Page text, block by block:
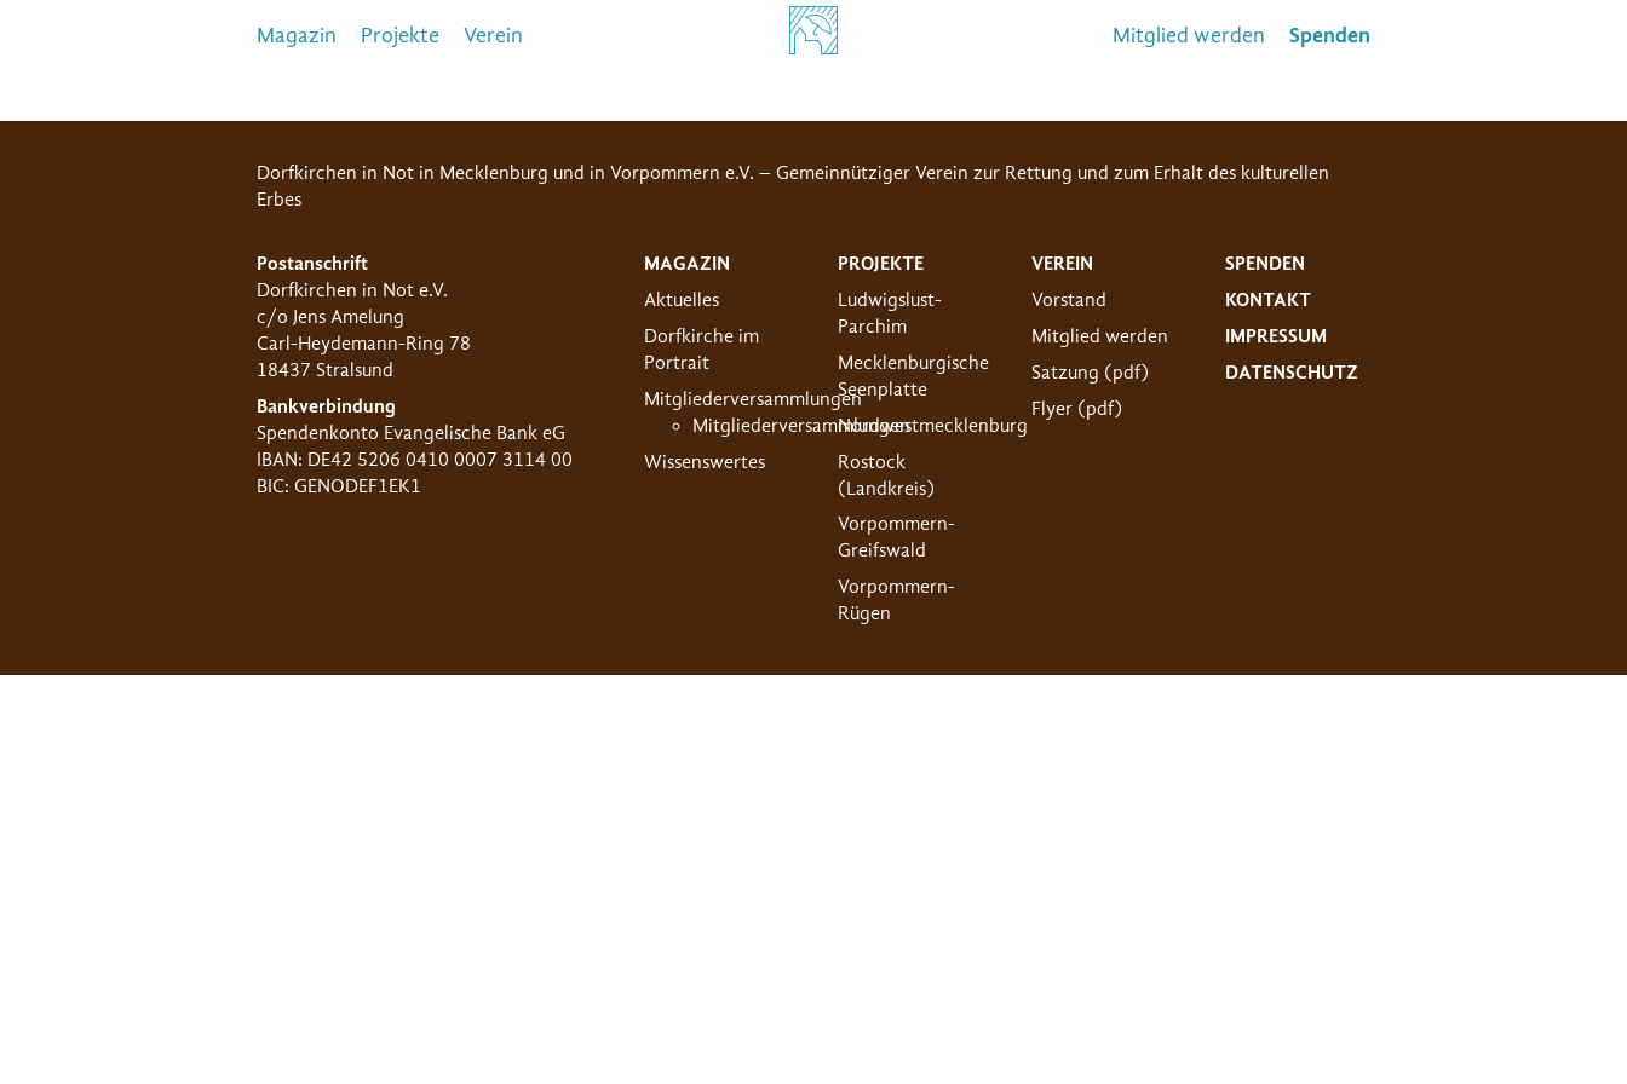
Magazin Projekte Verein Mitglied werden Spenden
Dorfkirchen in Not in Mecklenburg und in Vorpommern e.V. – Gemeinnütziger Verein zur Rettung und zum Erhalt des kulturellen
Erbes
Postanschrift
Dorfkirchen in Not e.V.
c/o Jens Amelung
Carl-Heydemann-Ring 78
18437 Stralsund
Bankverbindung
Spendenkonto Evangelische Bank eG
IBAN: DE42 5206 0410 0007 3114 00
BIC: GENODEF1EK1
MAGAZIN
Aktuelles
Dorfkirche im
Portrait
Mitgliederversammlungen
Mitgliederversammlungen
Wissenswertes
PROJEKTE
Ludwigslust-
Parchim
Mecklenburgische
Seenplatte
Nordwestmecklenburg
Rostock
(Landkreis)
Vorpommern-
Greifswald
Vorpommern-
Rügen
VEREIN
Vorstand
Mitglied werden
Satzung (pdf)
Flyer (pdf)
SPENDEN
KONTAKT
IMPRESSUM
DATENSCHUTZ